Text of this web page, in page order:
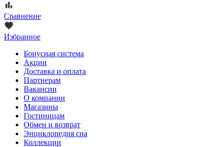
Сравнение
Избранное
Бонусная система
Акции
Доставка и оплата
Партнерам
Вакансии
О компании
Магазины
Гостиницам
Обмен и возврат
Энциклопедия сна
Коллекции